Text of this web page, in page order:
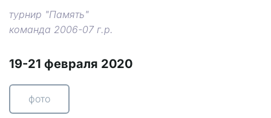
турнир "Память"
команда 2006-07 г.р.
19-21 февраля 2020
фото